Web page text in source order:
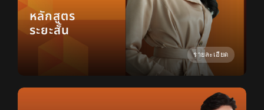
หลักสูตร
ระยะสั้น
รายละเอียด